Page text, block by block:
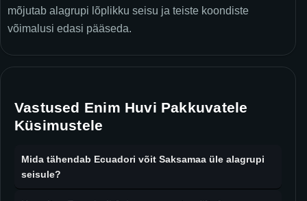
mõjutab alagrupi lõplikku seisu ja teiste koondiste
võimalusi edasi pääseda.
Vastused Enim Huvi Pakkuvatele
Küsimustele
Mida tähendab Ecuadori võit Saksamaa üle alagrupi
seisule?